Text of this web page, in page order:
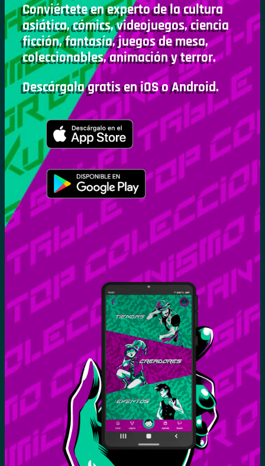
Conviértete en experto de la cultura
asiática, cómics, videojuegos, ciencia
ficción, fantasía, juegos de mesa,
coleccionables, animación y terror.
Descárgala gratis en iOS o Android.